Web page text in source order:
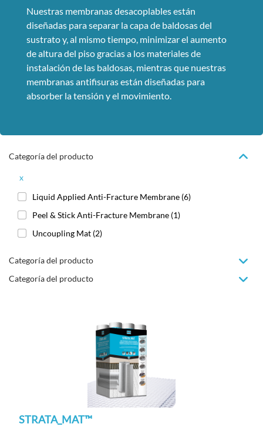
Nuestras membranas desacoplables están
diseñadas para separar la capa de baldosas del
sustrato y, al mismo tiempo, minimizar el aumento
de altura del piso gracias a los materiales de
instalación de las baldosas, mientras que nuestras
membranas antifisuras están diseñadas para
absorber la tensión y el movimiento.
Categoría del producto
x
Liquid Applied Anti-Fracture Membrane (6)
Peel & Stick Anti-Fracture Membrane (1)
Uncoupling Mat (2)
Categoría del producto
Categoría del producto
STRATA_MAT™